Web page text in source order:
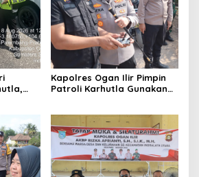
Kapolres Ogan Ilir Pimpin
Patroli Karhutla Gunakan
Hadapi Musim Kemarau